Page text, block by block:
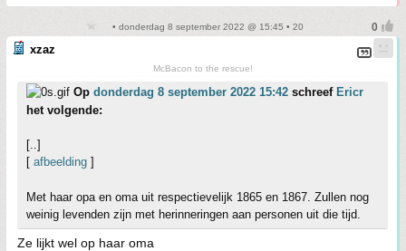
• donderdag 8 september 2022 @ 15:45 • 20
xzaz
McBacon to the rescue!
Op donderdag 8 september 2022 15:42 schreef Ericr
het volgende:
[..]
[ afbeelding ]
Met haar opa en oma uit respectievelijk 1865 en 1867. Zullen nog
weinig levenden zijn met herinneringen aan personen uit die tijd.
Ze lijkt wel op haar oma